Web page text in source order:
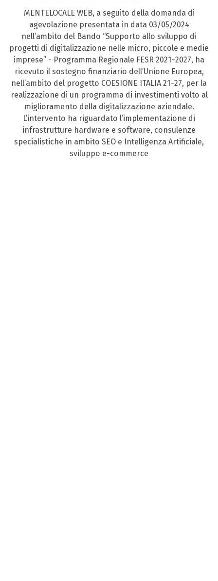
MENTELOCALE WEB, a seguito della domanda di
agevolazione presentata in data 03/05/2024
nell’ambito del Bando “Supporto allo sviluppo di
progetti di digitalizzazione nelle micro, piccole e medie
imprese” - Programma Regionale FESR 2021–2027, ha
ricevuto il sostegno finanziario dell’Unione Europea,
nell’ambito del progetto COESIONE ITALIA 21–27, per la
realizzazione di un programma di investimenti volto al
miglioramento della digitalizzazione aziendale.
L’intervento ha riguardato l’implementazione di
infrastrutture hardware e software, consulenze
specialistiche in ambito SEO e Intelligenza Artificiale,
sviluppo e-commerce